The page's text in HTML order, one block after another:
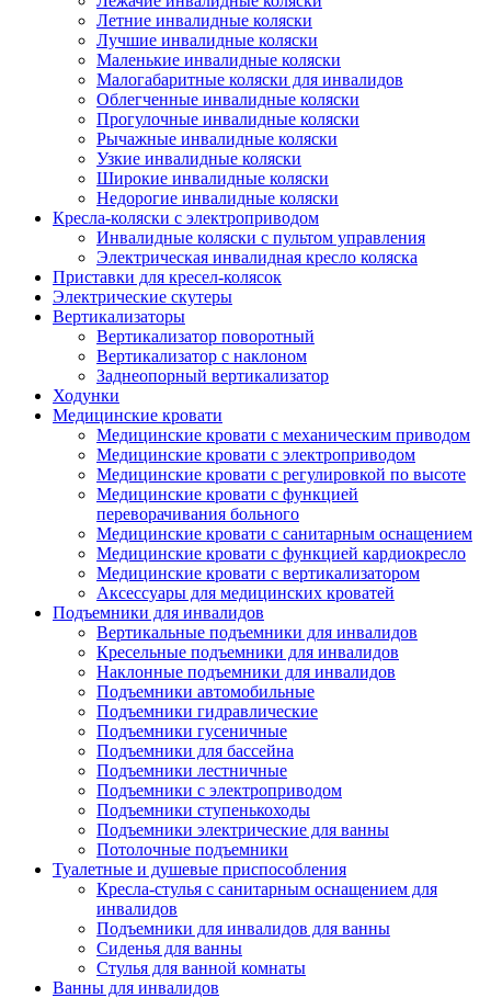
Летние инвалидные коляски
Лучшие инвалидные коляски
Маленькие инвалидные коляски
Малогабаритные коляски для инвалидов
Облегченные инвалидные коляски
Прогулочные инвалидные коляски
Рычажные инвалидные коляски
Узкие инвалидные коляски
Широкие инвалидные коляски
Недорогие инвалидные коляски
Кресла-коляски с электроприводом
Инвалидные коляски с пультом управления
Электрическая инвалидная кресло коляска
Приставки для кресел-колясок
Электрические скутеры
Вертикализаторы
Вертикализатор поворотный
Вертикализатор с наклоном
Заднеопорный вертикализатор
Ходунки
Медицинские кровати
Медицинские кровати с механическим приводом
Медицинские кровати с электроприводом
Медицинские кровати с регулировкой по высоте
Медицинские кровати с функцией
переворачивания больного
Медицинские кровати с санитарным оснащением
Медицинские кровати с функцией кардиокресло
Медицинские кровати с вертикализатором
Аксессуары для медицинских кроватей
Подъемники для инвалидов
Вертикальные подъемники для инвалидов
Кресельные подъемники для инвалидов
Наклонные подъемники для инвалидов
Подъемники автомобильные
Подъемники гидравлические
Подъемники гусеничные
Подъемники для бассейна
Подъемники лестничные
Подъемники с электроприводом
Подъемники ступенькоходы
Подъемники электрические для ванны
Потолочные подъемники
Туалетные и душевые приспособления
Кресла-стулья с санитарным оснащением для
инвалидов
Подъемники для инвалидов для ванны
Сиденья для ванны
Стулья для ванной комнаты
Ванны для инвалидов